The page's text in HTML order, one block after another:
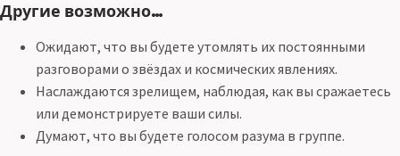
Другие возможно…
Ожидают, что вы будете утомлять их постоянными
разговорами о звёздах и космических явлениях.
Наслаждаются зрелищем, наблюдая, как вы сражаетесь
или демонстрируете ваши силы.
Думают, что вы будете голосом разума в группе.